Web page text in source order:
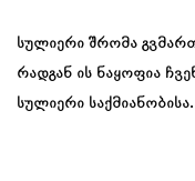
სულიერი შრომა
რადგან ის ნაყოფია
სულიერი საქმიანობისა.